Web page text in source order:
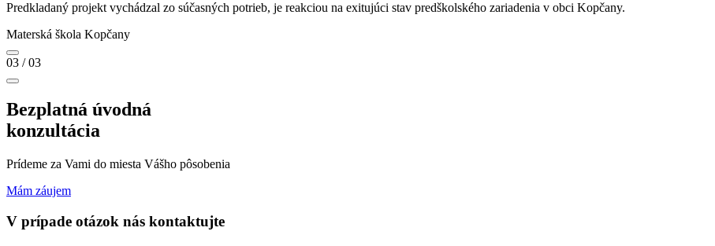
Predkladaný projekt vychádzal zo súčasných potrieb, je reakciou na exitujúci stav predškolského zariadenia v obci Kopčany.
Materská škola Kopčany
03 / 03
Bezplatná úvodná
konzultácia
Prídeme za Vami do miesta Vášho pôsobenia
Mám záujem
V prípade otázok nás kontaktujte